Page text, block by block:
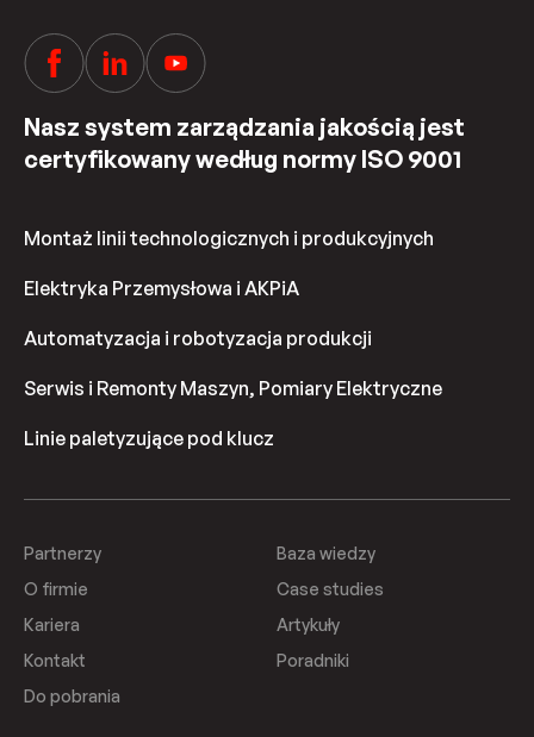
Nasz system zarządzania jakością jest
certyfikowany według normy ISO 9001
Montaż linii technologicznych i produkcyjnych
Elektryka Przemysłowa i AKPiA
Automatyzacja i robotyzacja produkcji
Serwis i Remonty Maszyn, Pomiary Elektryczne
Linie paletyzujące pod klucz
Partnerzy
O firmie
Kariera
Kontakt
Do pobrania
Baza wiedzy
Case studies
Artykuły
Poradniki